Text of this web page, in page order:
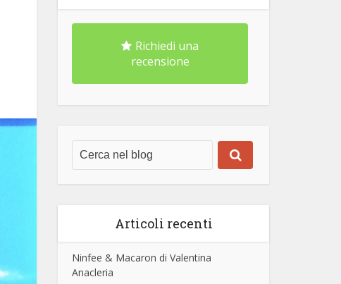
Richiedi una
recensione
Articoli recenti
Ninfee & Macaron di Valentina
Anacleria